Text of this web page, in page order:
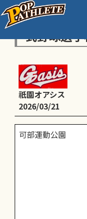
第23回ろう
式野球選
祇園オアシス
2026/03/21
可部運動公園